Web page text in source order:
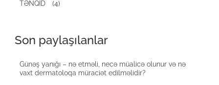
TƏNQİD (4)
Son paylaşılanlar
Günəş yanığı – nə etməli, necə müalicə olunur və nə
vaxt dermatoloqa müraciət edilməlidir?